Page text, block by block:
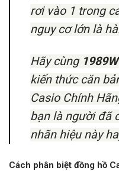
rơi vào 1 trong
nguy cơ lớn là
Hãy cùng 1989W
kiến thức căn
Casio Chính
bạn là người đã
nhãn hiệu này
Cách phân biệt đồng hồ